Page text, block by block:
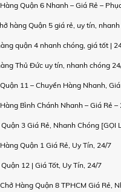
Quận 6 Nhanh – Giá Rẻ –
hàng Quận 5 giá rẻ, uy tín,
quận 4 nhanh chóng, giá tốt |
Thủ Đức uy tín, nhanh chóng
11 – Chuyển Hàng Nhanh,
Bình Chánh Nhanh – Giá Rẻ –
3 Giá Rẻ, Nhanh Chóng [GỌI
Quận 1 Giá Rẻ, Uy Tín, 24/7
12 | Giá Tốt, Uy Tín, 24/7
Hàng Quận 8 TPHCM Giá Rẻ,